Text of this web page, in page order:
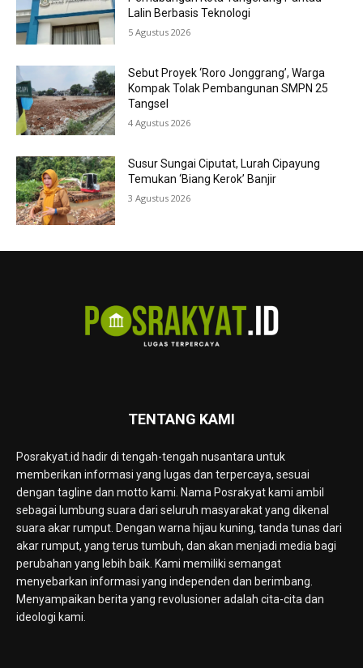
Lalin Berbasis Teknologi
5 Agustus 2026
Sebut Proyek ‘Roro Jonggrang’, Warga
Kompak Tolak Pembangunan SMPN 25
Tangsel
4 Agustus 2026
Susur Sungai Ciputat, Lurah Cipayung
Temukan ‘Biang Kerok’ Banjir
3 Agustus 2026
TENTANG KAMI
Posrakyat.id hadir di tengah-tengah nusantara untuk
memberikan informasi yang lugas dan terpercaya, sesuai
dengan tagline dan motto kami. Nama Posrakyat kami ambil
sebagai lumbung suara dari seluruh masyarakat yang dikenal
suara akar rumput. Dengan warna hijau kuning, tanda tunas dari
akar rumput, yang terus tumbuh, dan akan menjadi media bagi
perubahan yang lebih baik. Kami memiliki semangat
menyebarkan informasi yang independen dan berimbang.
Menyampaikan berita yang revolusioner adalah cita-cita dan
ideologi kami.